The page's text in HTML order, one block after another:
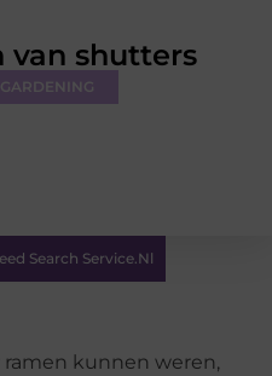
van shutters
Search Service.nl
kunnen weren,